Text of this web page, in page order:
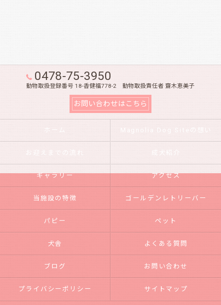
0478-75-3950
動物取扱登録番号 18-香健福778-2 動物取扱責任者 齋木恵美子
お問い合わせはこちら
ホーム Magnolia Dog Siteの想い
お迎えまでの流れ 成犬紹介
ギャラリー アクセス
当施設の特徴 ゴールデンレトリーバー
パピー ペット
犬舎 よくある質問
ブログ お問い合わせ
プライバシーポリシー サイトマップ